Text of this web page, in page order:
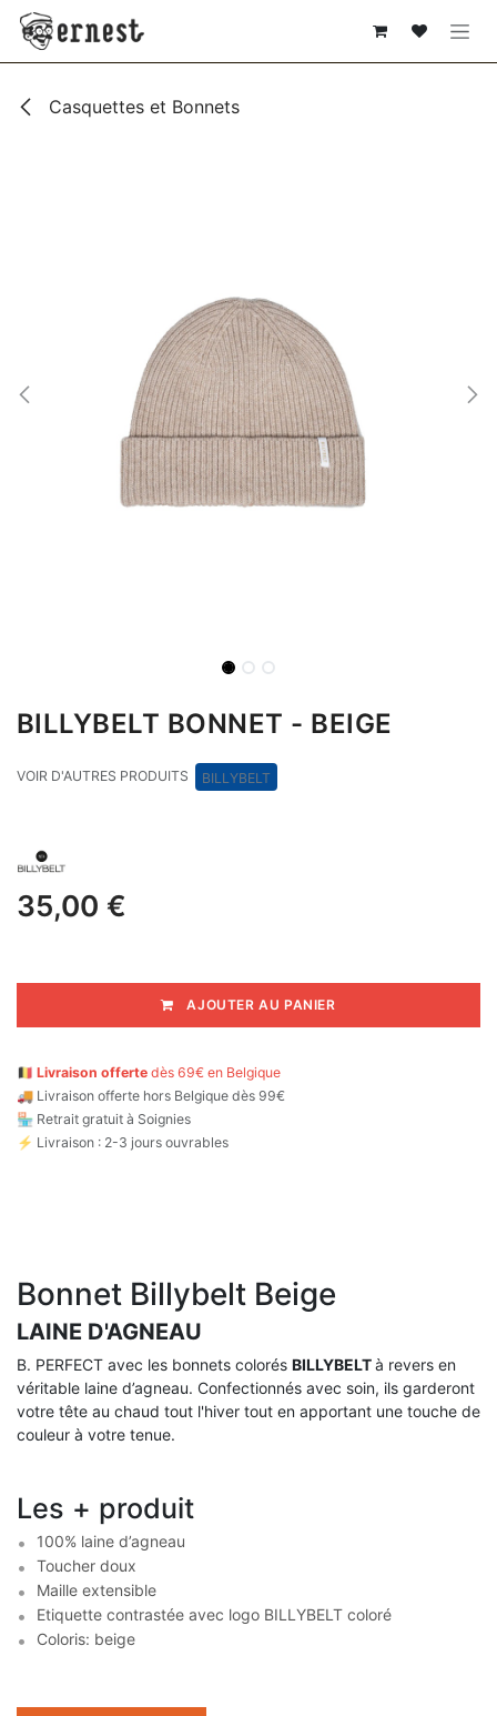
SE RENDRE AU CONTENU
Casquettes et Bonnets
BILLYBELT BONNET - BEIGE
VOIR D'AUTRES PRODUITS BILLYBELT​​​​​​
35,00 €
AJOUTER AU PANIER
🇧🇪 Livraison offerte dès 69€ en Belgique
🚚 Livraison offerte hors Belgique dès 99€
🏪 Retrait gratuit à Soignies
⚡ Livraison : 2-3 jours ouvrables
Bonnet Billybelt Beige
LAINE D'AGNEAU
B. PERFECT avec les bonnets colorés BILLYBELTà revers en
véritable laine d’agneau. Confectionnés avec soin, ils garderont
votre tête au chaud tout l'hiver tout en apportant une touche de
couleur à votre tenue.
Les + produit
100% laine d’agneau
Toucher doux
Maille extensible
Etiquette contrastée avec logo BILLYBELT coloré
Coloris: beige